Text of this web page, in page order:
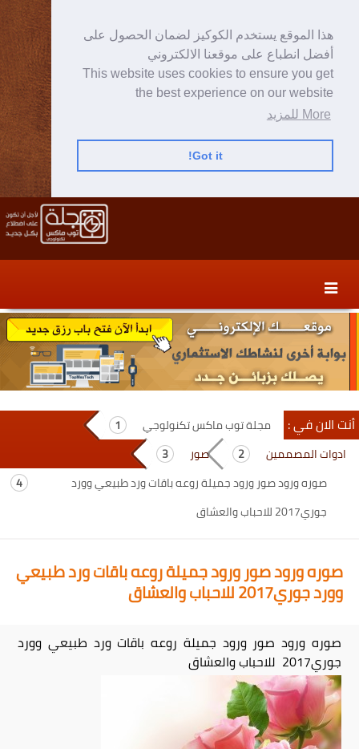
هذا الموقع يستخدم الكوكيز لضمان الحصول على
أفضل انطباع على موقعنا الالكتروني
This website uses cookies to ensure you get
the best experience on our website
More للمزيد
Got it!
content
secondary
content
أنت الان في :
مجلة توب ماكس تكنولوجي
ادوات المصممين
صور
صوره ورود صور ورود جميلة روعه باقات ورد طبيعي وورد
جوري2017 للاحباب والعشاق
صوره ورود صور ورود جميلة روعه باقات ورد طبيعي
وورد جوري2017 للاحباب والعشاق
صوره ورود صور ورود جميلة روعه باقات ورد طبيعي وورد
جوري2017 للاحباب والعشاق